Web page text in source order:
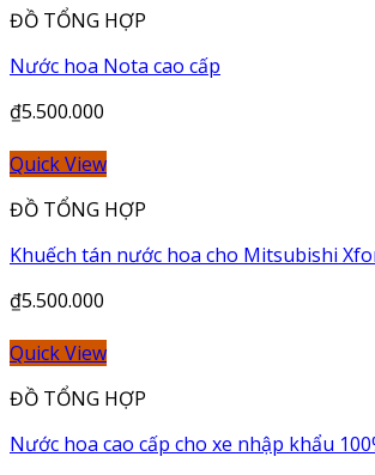
ĐỒ TỔNG HỢP
Nước hoa Nota cao cấp
₫5.500.000
Quick View
ĐỒ TỔNG HỢP
Khuếch tán nước hoa cho Mitsubishi
₫5.500.000
Quick View
ĐỒ TỔNG HỢP
Nước hoa cao cấp cho xe nhập khẩu